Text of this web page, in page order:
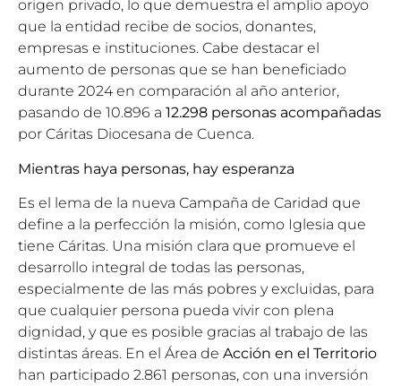
origen privado, lo que demuestra el amplio apoyo
que la entidad recibe de socios, donantes,
empresas e instituciones. Cabe destacar el
aumento de personas que se han beneficiado
durante 2024 en comparación al año anterior,
pasando de 10.896 a 12.298 personas acompañadas
por Cáritas Diocesana de Cuenca.
Mientras haya personas, hay esperanza
Es el lema de la nueva Campaña de Caridad que
define a la perfección la misión, como Iglesia que
tiene Cáritas. Una misión clara que promueve el
desarrollo integral de todas las personas,
especialmente de las más pobres y excluidas, para
que cualquier persona pueda vivir con plena
dignidad, y que es posible gracias al trabajo de las
distintas áreas. En el Área de Acción en el Territorio
han participado 2.861 personas, con una inversión